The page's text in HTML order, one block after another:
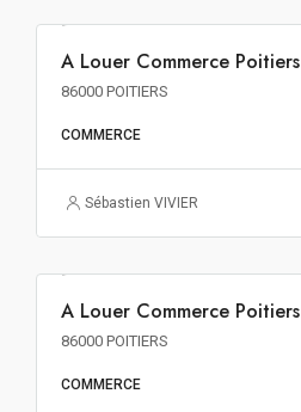
A Louer Commerce Poitiers
86000 POITIERS
COMMERCE
Sébastien VIVIER
114€ m²/an HT HC
A Louer Commerce Poitiers
86000 POITIERS
COMMERCE